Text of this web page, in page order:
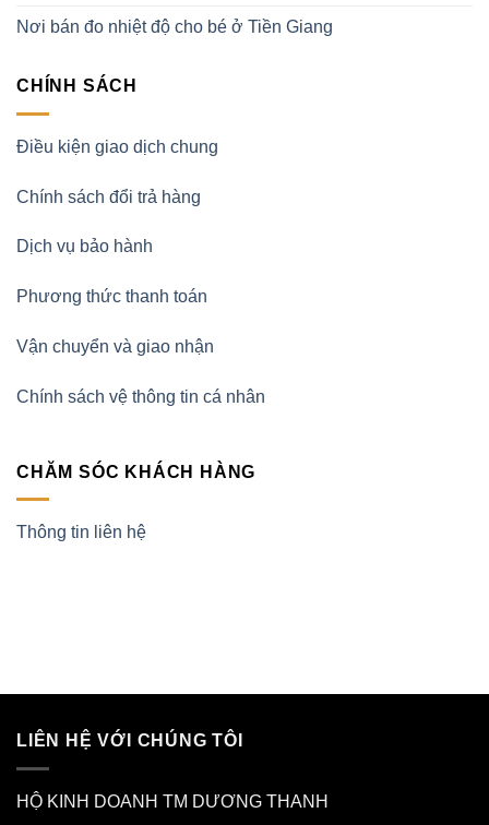
Nơi bán đo nhiệt độ cho bé ở Tiền Giang
CHÍNH SÁCH
Điều kiện giao dịch chung
Chính sách đổi trả hàng
Dịch vụ bảo hành
Phương thức thanh toán
Vận chuyển và giao nhận
Chính sách vệ thông tin cá nhân
CHĂM SÓC KHÁCH HÀNG
Thông tin liên hệ
LIÊN HỆ VỚI CHÚNG TÔI
HỘ KINH DOANH TM DƯƠNG THANH